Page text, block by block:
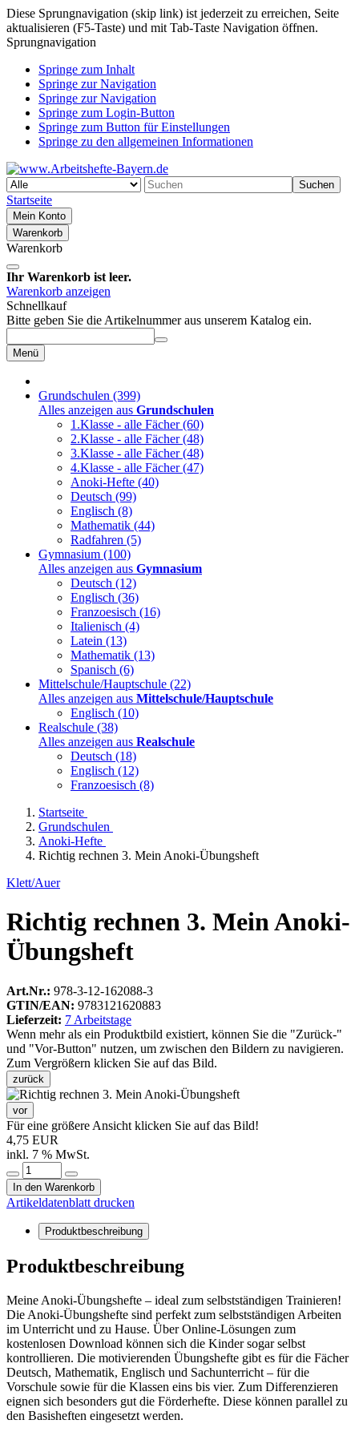
Diese Sprungnavigation (skip link) ist jederzeit zu erreichen, Seite
aktualisieren (F5-Taste) und mit Tab-Taste Navigation öffnen.
Sprungnavigation
Springe zum Inhalt
Springe zur Navigation
Springe zur Navigation
Springe zum Login-Button
Springe zum Button für Einstellungen
Springe zu den allgemeinen Informationen
Suchen
Startseite
Mein Konto
Warenkorb
Warenkorb
Ihr Warenkorb ist leer.
Warenkorb anzeigen
Schnellkauf
Bitte geben Sie die Artikelnummer aus unserem Katalog ein.
Menü
Grundschulen (399)
Alles anzeigen aus Grundschulen
1.Klasse - alle Fächer(60)
2.Klasse - alle Fächer(48)
3.Klasse - alle Fächer(48)
4.Klasse - alle Fächer(47)
Anoki-Hefte (40)
Deutsch (99)
Englisch (8)
Mathematik (44)
Radfahren (5)
Gymnasium (100)
Alles anzeigen aus Gymnasium
Deutsch (12)
Englisch (36)
Franzoesisch (16)
Italienisch (4)
Latein (13)
Mathematik (13)
Spanisch (6)
Mittelschule/Hauptschule (22)
Alles anzeigen aus Mittelschule/Hauptschule
Englisch (10)
Realschule (38)
Alles anzeigen aus Realschule
Deutsch (18)
Englisch (12)
Franzoesisch (8)
Startseite
Grundschulen
Anoki-Hefte
Richtig rechnen 3. Mein Anoki-Übungsheft
Klett/Auer
Richtig rechnen 3. Mein Anoki-
Übungsheft
Art.Nr.: 978-3-12-162088-3
GTIN/EAN: 9783121620883
Lieferzeit: 7 Arbeitstage
Wenn mehr als ein Produktbild existiert, können Sie die "Zurück-"
und "Vor-Button" nutzen, um zwischen den Bildern zu navigieren.
Zum Vergrößern klicken Sie auf das Bild.
zurück
vor
Für eine größere Ansicht klicken Sie auf das Bild!
4,75 EUR
inkl. 7 % MwSt.
In den Warenkorb
Artikeldatenblatt drucken
Produktbeschreibung
Produktbeschreibung
Meine Anoki-Übungshefte – ideal zum selbstständigen Trainieren!
Die Anoki-Übungshefte sind perfekt zum selbstständigen Arbeiten
im Unterricht und zu Hause. Über Online-Lösungen zum
kostenlosen Download können sich die Kinder sogar selbst
kontrollieren. Die motivierenden Übungshefte gibt es für die Fächer
Deutsch, Mathematik, Englisch und Sachunterricht – für die
Vorschule sowie für die Klassen eins bis vier. Zum Differenzieren
eignen sich besonders gut die Förderhefte. Diese können parallel zu
den Basisheften eingesetzt werden.